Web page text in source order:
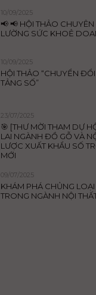
10/09/2025
📢 📢 HỘI THẢO
LƯỜNG SỨC KHOẺ
10/09/2025
HỘI THẢO “CHUYỂN
TẢNG SỐ”
23/07/2025
🎯 [THƯ MỜI THAM DỰ
LAI NGÀNH ĐỒ GỖ VÀ
LƯỢC XUẤT KHẨU SỐ
MỚI
09/07/2025
KHÁM PHÁ CHỦNG
TRONG NGÀNH NỘI